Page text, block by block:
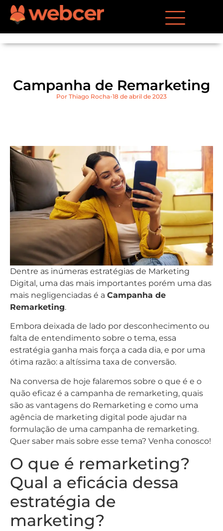
Campanha de Remarketing
Por Thiago Rocha 18 de abril de 2023
Dentre as inúmeras estratégias de Marketing
Digital, uma das mais importantes porém uma das
mais negligenciadas é a Campanha de
Remarketing.
Embora deixada de lado por desconhecimento ou
falta de entendimento sobre o tema, essa
estratégia ganha mais força a cada dia, e por uma
ótima razão: a altíssima taxa de conversão.
Na conversa de hoje falaremos sobre o que é e o
quão eficaz é a campanha de remarketing, quais
são as vantagens do Remarketing e como uma
agência de marketing digital pode ajudar na
formulação de uma campanha de remarketing.
Quer saber mais sobre esse tema? Venha conosco!
O que é remarketing?
Qual a eficácia dessa
estratégia de
marketing?